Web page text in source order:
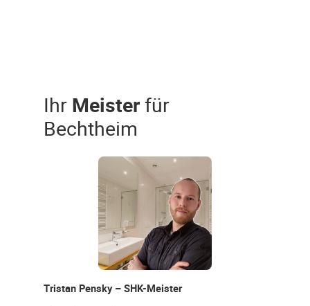
Ihr Meisterfür
Bechtheim
Tristan Pensky – SHK-Meister